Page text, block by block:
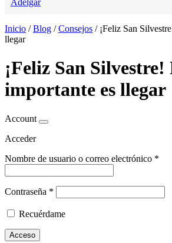
Inicio /Blog /Consejos / ¡Feliz San
llegar
¡Feliz San Silvestre!
importante es llegar
Account
Acceder
Nombre de usuario o correo electrónico *
Contraseña *
Recuérdame
Acceso